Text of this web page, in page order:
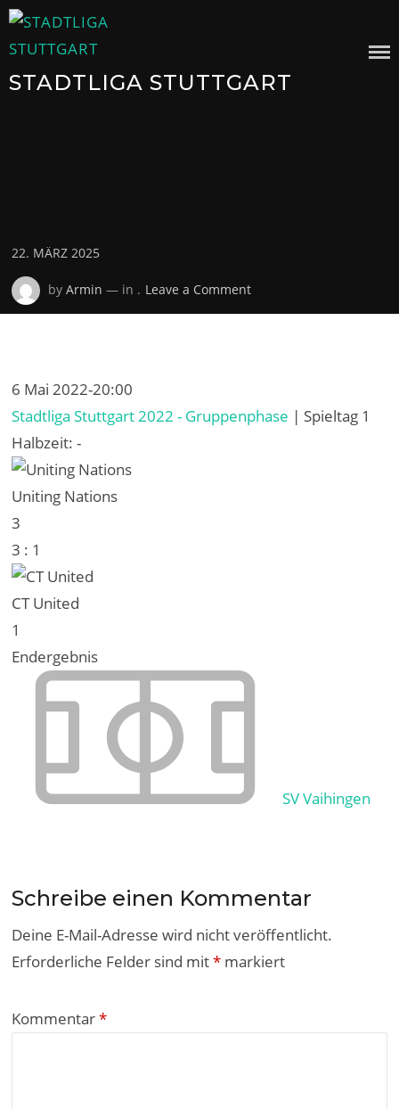
Skip
to
STADTLIGA STUTTGART
Posted
on
22. MÄRZ 2025
byArmin — in . Leave a Commenton
6 Mai 2022-20:00
Stadtliga Stuttgart 2022 - Gruppenphase | Spieltag 1
Halbzeit: -
Uniting Nations
3
3 : 1
CT United
1
Endergebnis
SV Vaihingen
Schreibe einen Kommentar
Deine E-Mail-Adresse wird nicht veröffentlicht.
Erforderliche Felder sind mit* markiert
Kommentar*